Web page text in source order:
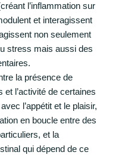
l’inflammation sur
et interagissent
non seulement
stress mais aussi des
la présence de
l’activité de certaines
l’appétit et le plaisir,
en boucle entre des
et la
qui dépend de ce